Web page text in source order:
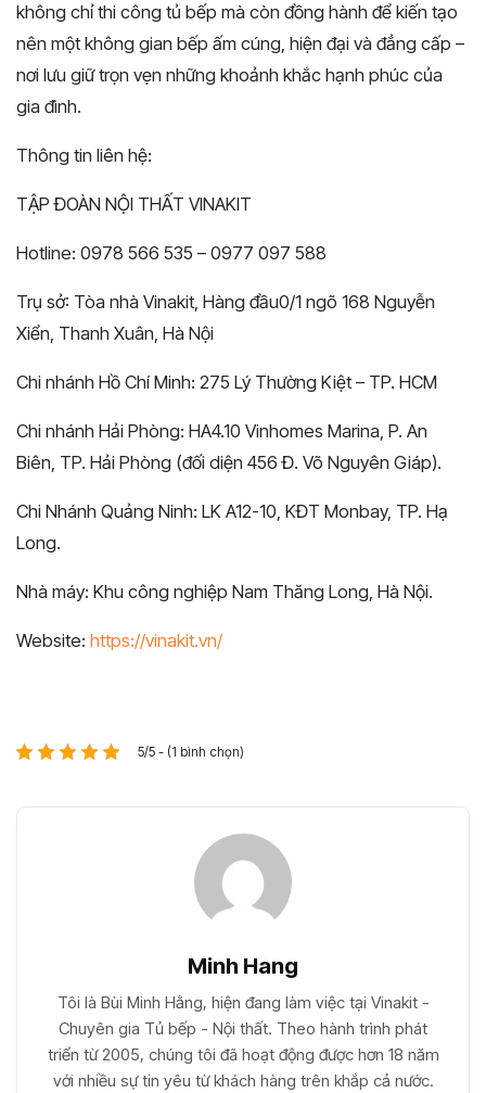
không chỉ thi công tủ bếp mà còn đồng hành để kiến tạo
nên một không gian bếp ấm cúng, hiện đại và đẳng cấp –
nơi lưu giữ trọn vẹn những khoảnh khắc hạnh phúc của
gia đình.
Thông tin liên hệ:
TẬP ĐOÀN NỘI THẤT VINAKIT
Hotline: 0978 566 535 – 0977 097 588
Trụ sở: Tòa nhà Vinakit, Hàng đầu0/1 ngõ 168 Nguyễn
Xiển, Thanh Xuân, Hà Nội
Chi nhánh Hồ Chí Minh: 275 Lý Thường Kiệt – TP. HCM
Chi nhánh Hải Phòng: HA4.10 Vinhomes Marina, P. An
Biên, TP. Hải Phòng (đối diện 456 Đ. Võ Nguyên Giáp).
Chi Nhánh Quảng Ninh: LK A12-10, KĐT Monbay, TP. Hạ
Long.
Nhà máy: Khu công nghiệp Nam Thăng Long, Hà Nội.
Website: https://vinakit.vn/
5/5 - (1 bình chọn)
Minh Hang
Tôi là Bùi Minh Hằng, hiện đang làm việc tại Vinakit -
Chuyên gia Tủ bếp - Nội thất. Theo hành trình phát
triển từ 2005, chúng tôi đã hoạt động được hơn 18 năm
với nhiều sự tin yêu từ khách hàng trên khắp cả nước.